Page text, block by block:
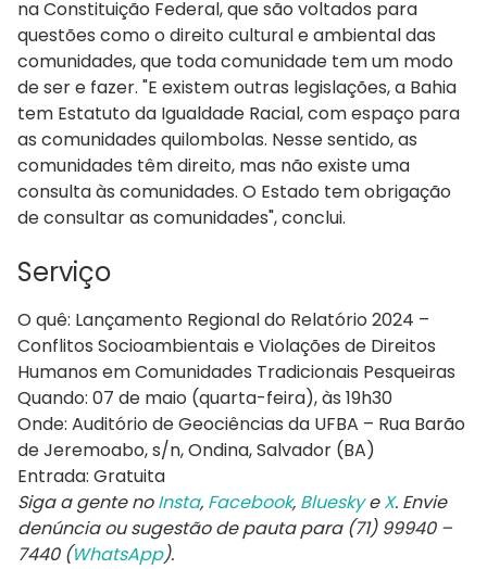
na Constituição Federal, que são voltados para
questões como o direito cultural e ambiental das
comunidades, que toda comunidade tem um modo
de ser e fazer. "E existem outras legislações, a Bahia
tem Estatuto da Igualdade Racial, com espaço para
as comunidades quilombolas. Nesse sentido, as
comunidades têm direito, mas não existe uma
consulta às comunidades. O Estado tem obrigação
de consultar as comunidades", conclui.
Serviço
O quê: Lançamento Regional do Relatório 2024 –
Conflitos Socioambientais e Violações de Direitos
Humanos em Comunidades Tradicionais Pesqueiras
Quando: 07 de maio (quarta-feira), às 19h30
Onde: Auditório de Geociências da UFBA – Rua Barão
de Jeremoabo, s/n, Ondina, Salvador (BA)
Entrada: Gratuita
Siga a gente noInsta, Facebook, BlueskyeX. Envie
denúncia ou sugestão de pauta para (71) 99940 –
7440 (WhatsApp).